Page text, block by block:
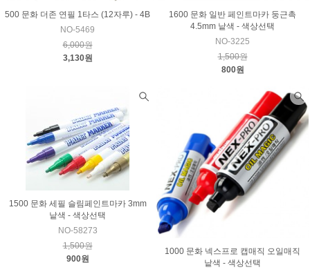
500 문화 더존 연필 1타스 (12자루) - 4B
NO-5469
6,000원
3,130원
1600 문화 일반 페인트마카 둥근촉
4.5mm 낱색 - 색상선택
NO-3225
1,500원
800원
1500 문화 세필 슬림페인트마카 3mm
낱색 - 색상선택
NO-58273
1,500원
900원
1000 문화 넥스프로 캡매직 오일매직
낱색 - 색상선택